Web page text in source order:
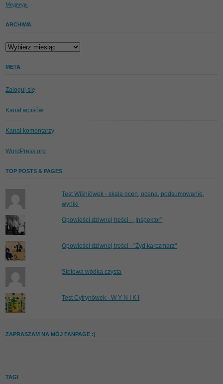
Медведь
ARCHIWA
Archiwa
META
Zaloguj się
Kanał wpisów
Kanał komentarzy
WordPress.org
TOP POSTS & PAGES
Test Wiśniówek - skala ocen, ocena, podsumowanie,
wyniki
Opowieści dziwnej treści - „Inspektor”
Opowieści dziwnej treści - "Żyd karczmarz"
Stołowa wódka czysta
Test Cytrynówek - W Y N I K I
ZAPRASZAM NA MÓJ FANPAGE :)
TAGI